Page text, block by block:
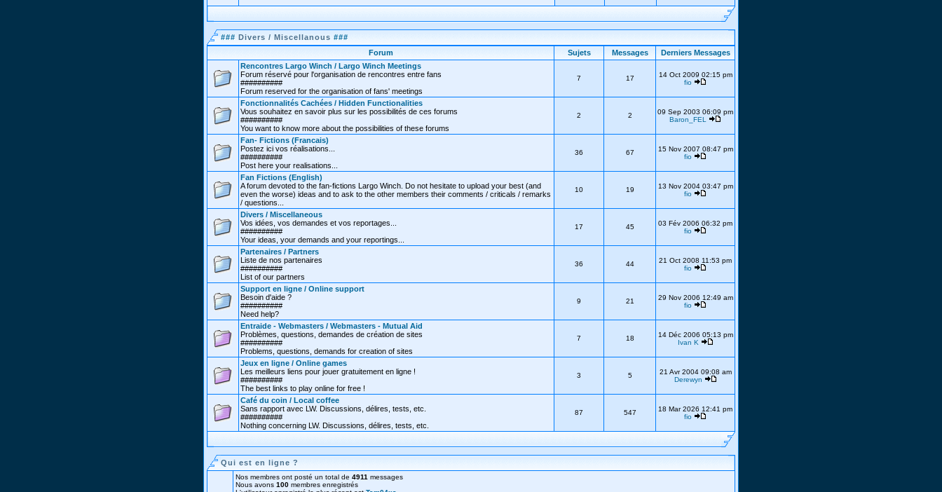
### Divers / Miscellanous ###
Forum
Sujets Messages
Derniers Messages
Rencontres Largo Winch / Largo Winch Meetings
Forum réservé pour l'organisation de rencontres entre fans
##########
Forum reserved for the organisation of fans' meetings
7 17
14 Oct 2009 02:15 pm
fio
Fonctionnalités Cachées / Hidden Functionalities
Vous souhaitez en savoir plus sur les possibilités de ces forums
##########
You want to know more about the possibilities of these forums
2 2
09 Sep 2003 06:09 pm
Baron_FEL
Fan- Fictions (Francais)
Postez ici vos réalisations...
##########
Post here your realisations...
36 67
15 Nov 2007 08:47 pm
fio
Fan Fictions (English)
A forum devoted to the fan-fictions Largo Winch. Do not hesitate to upload your best (and
even the worse) ideas and to ask to the other members their comments / criticals / remarks
/ questions...
10 19
13 Nov 2004 03:47 pm
fio
Divers / Miscellaneous
Vos idées, vos demandes et vos reportages...
##########
Your ideas, your demands and your reportings...
17 45
03 Fév 2006 06:32 pm
fio
Partenaires / Partners
Liste de nos partenaires
##########
List of our partners
36 44
21 Oct 2008 11:53 pm
fio
Support en ligne / Online support
Besoin d'aide ?
##########
Need help?
9 21
29 Nov 2006 12:49 am
fio
Entraide - Webmasters / Webmasters - Mutual Aid
Problèmes, questions, demandes de création de sites
##########
Problems, questions, demands for creation of sites
7 18
14 Déc 2006 05:13 pm
Ivan K
Jeux en ligne / Online games
Les meilleurs liens pour jouer gratuitement en ligne !
##########
The best links to play online for free !
3 5
21 Avr 2004 09:08 am
Derewyn
Café du coin / Local coffee
Sans rapport avec LW. Discussions, délires, tests, etc.
##########
Nothing concerning LW. Discussions, délires, tests, etc.
87 547
18 Mar 2026 12:41 pm
fio
Qui est en ligne ?
Nos membres ont posté un total de 4911 messages
Nous avons 100 membres enregistrés